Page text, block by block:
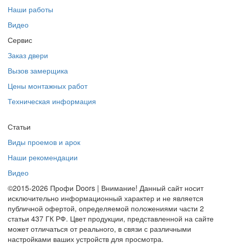
Наши работы
Видео
Сервис
Заказ двери
Вызов замерщика
Цены монтажных работ
Техническая информация
Статьи
Виды проемов и арок
Наши рекомендации
Видео
©2015-2026 Профи Doors | Внимание! Данный сайт носит
исключительно информационный характер и не является
публичной офертой, определяемой положениями части 2
статьи 437 ГК РФ. Цвет продукции, представленной на сайте
может отличаться от реального, в связи с различными
настройками ваших устройств для просмотра.